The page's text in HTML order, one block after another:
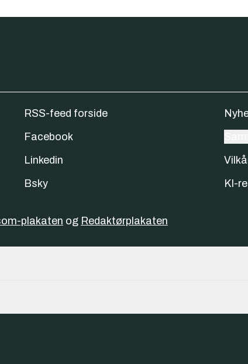
RSS-feed forside
Facebook
Linkedin
Bsky
KI-
plakaten og Redaktørplakaten